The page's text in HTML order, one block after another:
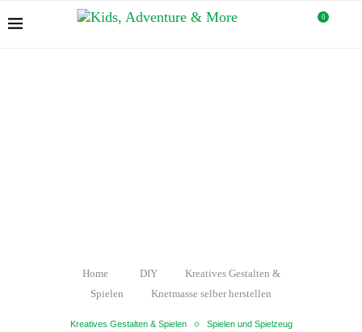
0
Home DIY
Kreatives Gestalten &
Spielen
Knetmasse selber herstellen
Kreatives Gestalten & Spielen Spielen und Spielzeug